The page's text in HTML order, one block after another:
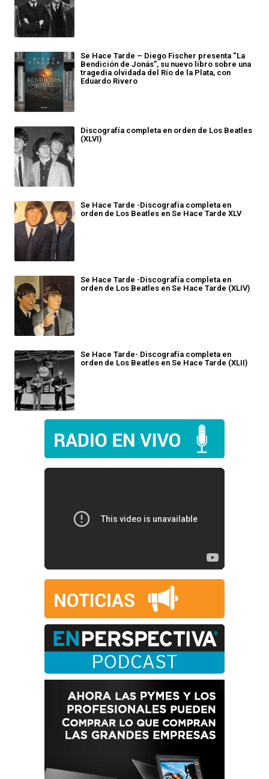
Se Hace Tarde – Diego Fischer presenta “La
Bendición de Jonás”, su nuevo libro sobre una
tragedia olvidada del Río de la Plata, con
Eduardo Rivero
Discografía completa en orden de Los Beatles
(XLVI)
Se Hace Tarde -Discografía completa en
orden de Los Beatles en Se Hace Tarde XLV
Se Hace Tarde -Discografía completa en
orden de Los Beatles en Se Hace Tarde (XLIV)
Se Hace Tarde- Discografía completa en
orden de Los Beatles en Se Hace Tarde (XLII)